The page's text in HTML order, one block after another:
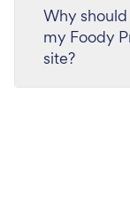
Why should
my Foody
site?